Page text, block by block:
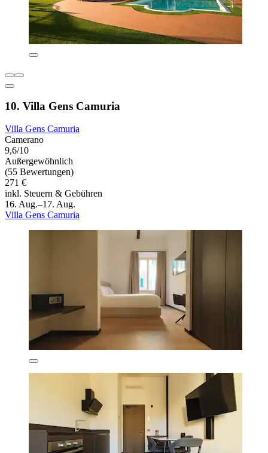
10. Villa Gens Camuria
Villa Gens Camuria
Camerano
9,6/10
Außergewöhnlich
(55 Bewertungen)
271 €
inkl. Steuern & Gebühren
16. Aug.–17. Aug.
Villa Gens Camuria